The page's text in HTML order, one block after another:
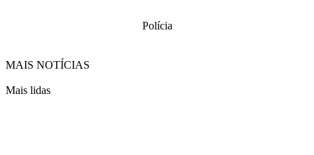
Polícia
MAIS NOTÍCIAS
Mais lidas